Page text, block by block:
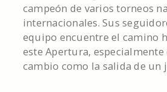
campeón de varios torneos
internacionales. Sus
equipo encuentre el camino
este Apertura,
cambio como la salida de un